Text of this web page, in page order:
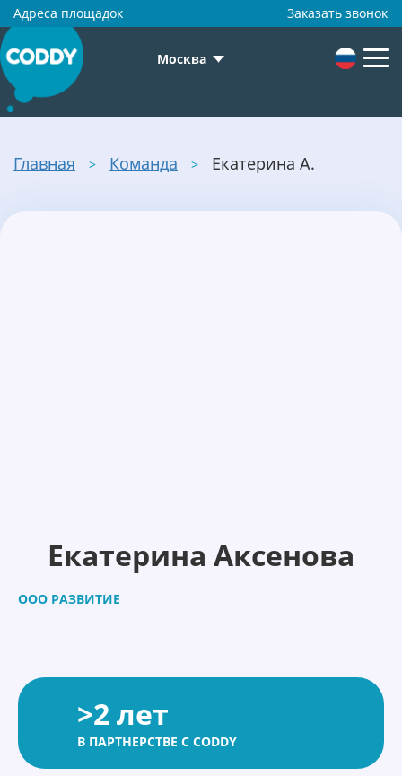
Адреса площадок Заказать звонок
Москва
Главная Команда Екатерина А.
Екатерина Аксенова
ООО РАЗВИТИЕ
>2 лет
В ПАРТНЕРСТВЕ С CODDY